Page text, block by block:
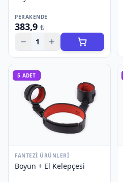
PERAKENDE
383,9 ₺
1
5 ADET
FANTEZI ÜRÜNLERI
Boyun + El Kelepçesi